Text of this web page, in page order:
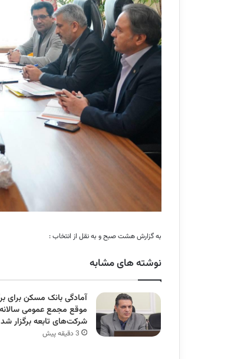
به گزارش هشت صبح و به نقل از انتخاب :
نوشته های مشابه
آمادگی بانک مسکن برای
موقع مجمع عمومی
شرکت‌های تابعه برگزار شد
3 دقیقه پیش